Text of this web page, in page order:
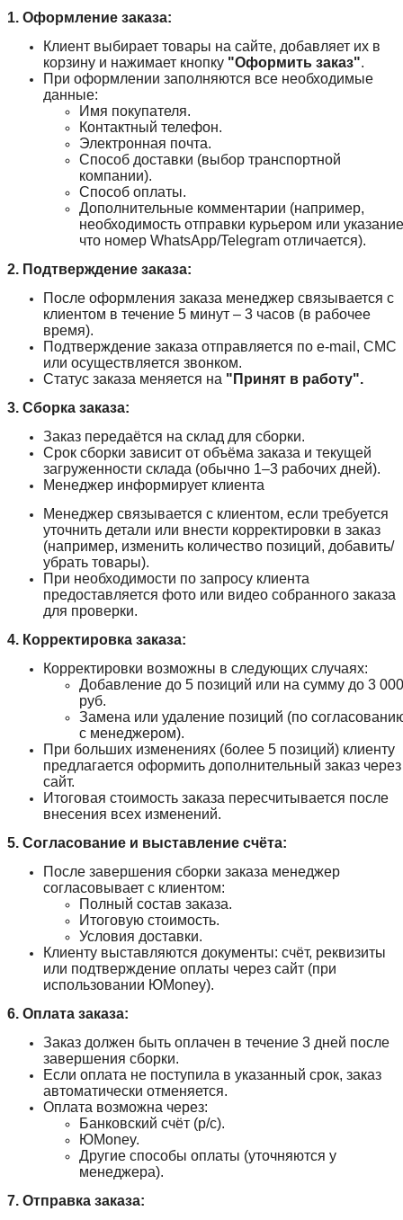
1. Оформление заказа:
Клиент выбирает товары на сайте, добавляет их в
корзину и нажимает кнопку "Оформить заказ".
При оформлении заполняются все необходимые
данные:
Имя покупателя.
Контактный телефон.
Электронная почта.
Способ доставки (выбор транспортной
компании).
Способ оплаты.
Дополнительные комментарии (например,
необходимость отправки курьером или
что номер WhatsApp/Telegram отличается).
2. Подтверждение заказа:
После оформления заказа менеджер связывается с
клиентом в течение 5 минут – 3 часов (в рабочее
время).
Подтверждение заказа отправляется по e-mail, СМС
или осуществляется звонком.
Статус заказа меняется на "Принят в работу".
3. Сборка заказа:
Заказ передаётся на склад для сборки.
Срок сборки зависит от объёма заказа и текущей
загруженности склада (обычно 1–3 рабочих дней).
Менеджер информирует клиента
Менеджер связывается с клиентом, если требуется
уточнить детали или внести корректировки в заказ
(например, изменить количество позиций, добавить/
убрать товары).
При необходимости по запросу клиента
предоставляется фото или видео собранного заказа
для проверки.
4. Корректировка заказа:
Корректировки возможны в следующих случаях:
Добавление до 5 позиций или на сумму до 3 000
руб.
Замена или удаление позиций (по
с менеджером).
При больших изменениях (более 5 позиций) клиенту
предлагается оформить дополнительный заказ через
сайт.
Итоговая стоимость заказа пересчитывается после
внесения всех изменений.
5. Согласование и выставление счёта:
После завершения сборки заказа менеджер
согласовывает с клиентом:
Полный состав заказа.
Итоговую стоимость.
Условия доставки.
Клиенту выставляются документы: счёт, реквизиты
или подтверждение оплаты через сайт (при
использовании ЮMoney).
6. Оплата заказа:
Заказ должен быть оплачен в течение 3 дней после
завершения сборки.
Если оплата не поступила в указанный срок, заказ
автоматически отменяется.
Оплата возможна через:
Банковский счёт (р/с).
ЮMoney.
Другие способы оплаты (уточняются у
менеджера).
7. Отправка заказа: